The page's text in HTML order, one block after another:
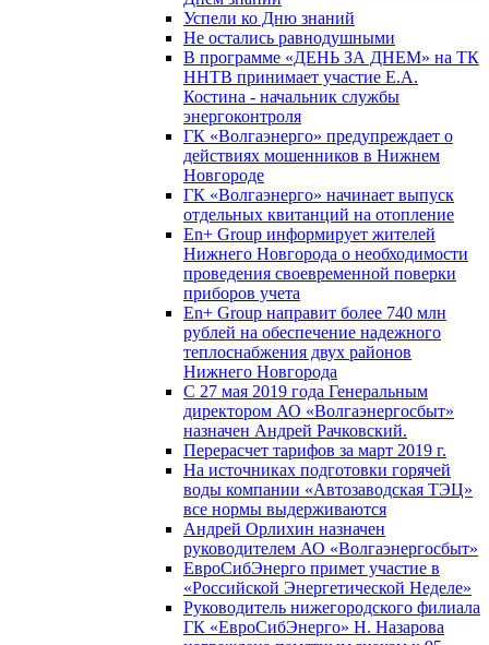
Успели ко Дню знаний
Не остались равнодушными
В программе «ДЕНЬ ЗА ДНЕМ» на ТК
ННТВ принимает участие Е.А.
Костина - начальник службы
энергоконтроля
ГК «Волгаэнерго» предупреждает о
действиях мошенников в Нижнем
Новгороде
ГК «Волгаэнерго» начинает выпуск
отдельных квитанций на отопление
En+ Group информирует жителей
Нижнего Новгорода о необходимости
проведения своевременной поверки
приборов учета
En+ Group направит более 740 млн
рублей на обеспечение надежного
теплоснабжения двух районов
Нижнего Новгорода
С 27 мая 2019 года Генеральным
директором АО «Волгаэнергосбыт»
назначен Андрей Рачковский.
Перерасчет тарифов за март 2019 г.
На источниках подготовки горячей
воды компании «Автозаводская ТЭЦ»
все нормы выдерживаются
Андрей Орлихин назначен
руководителем АО «Волгаэнергосбыт»
ЕвроСибЭнерго примет участие в
«Российской Энергетической Неделе»
Руководитель нижегородского филиала
ГК «ЕвроСибЭнерго» Н. Назарова